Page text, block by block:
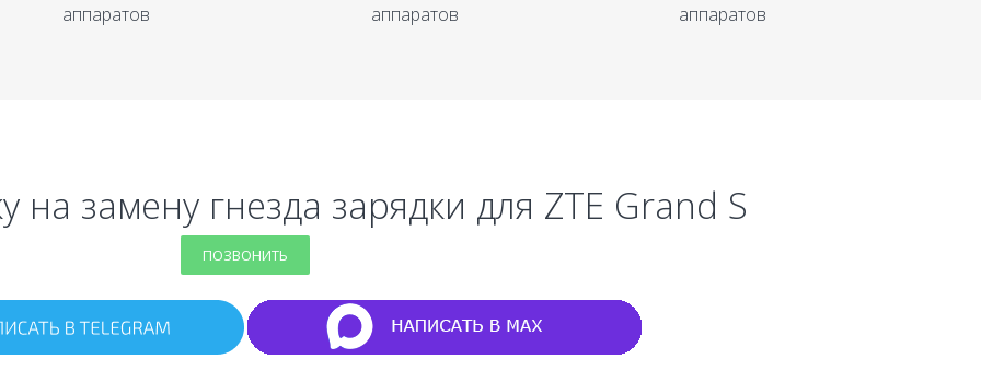
аппаратов
аппаратов
аппаратов
на замену гнезда зарядки для ZTE Grand S
ПОЗВОНИТЬ